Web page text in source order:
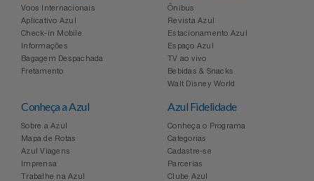
Voos Internacionais
Aplicativo Azul
Check-in Mobile
Informações
Bagagem Despachada
Fretamento
Ônibus
Revista Azul
Estacionamento Azul
Espaço Azul
TV ao vivo
Bebidas & Snacks
Walt Disney World
Conheça a Azul
Sobre a Azul
Mapa de Rotas
Azul Viagens
Imprensa
Trabalhe na Azul
Azul Fidelidade
Conheça o Programa
Categorias
Cadastre-se
Parcerias
Clube Azul